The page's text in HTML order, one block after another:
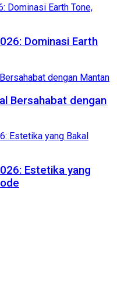
Dominasi Earth
Bersahabat dengan
Estetika yang